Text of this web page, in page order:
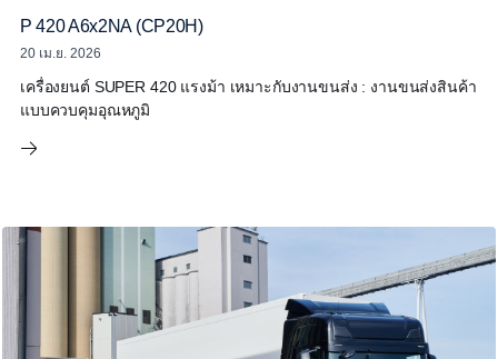
P 420 A6x2NA (CP20H)
20 เม.ย. 2026
เครื่องยนต์ SUPER 420 แรงม้า เหมาะกับงานขนส่ง : งานขนส่งสินค้า
แบบควบคุมอุณหภูมิ